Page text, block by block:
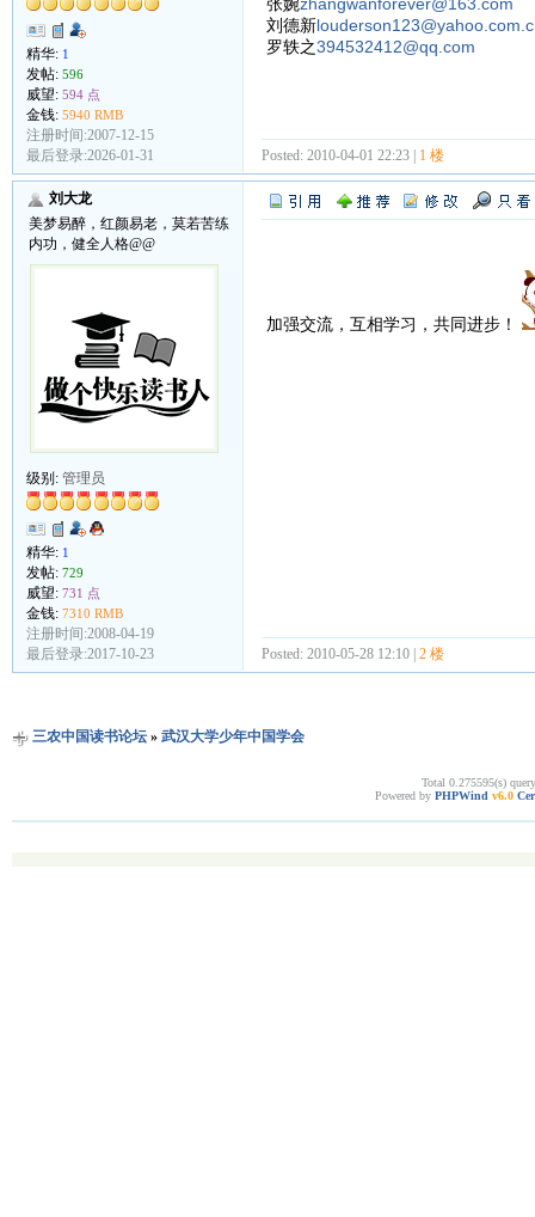
精华: 1
发帖: 596
威望: 594 点
金钱: 5940 RMB
注册时间:2007-12-15
最后登录:2026-01-31
刘德新
罗轶之394532412@qq.com
Posted: 2010-04-01 22:23 | 1 楼
刘大龙
美梦易醉，红颜易老，莫若苦练
内功，健全人格@@
级别: 管理员
精华: 1
发帖: 729
威望: 731 点
金钱: 7310 RMB
注册时间:2008-04-19
最后登录:2017-10-23
加强交流，互相学习，共同进步！
Posted: 2010-05-28 12:10 | 2 楼
三农中国读书论坛» 武汉大学少年中国学会
Total 0.275595(s)
Powered by PHPWind v6.0